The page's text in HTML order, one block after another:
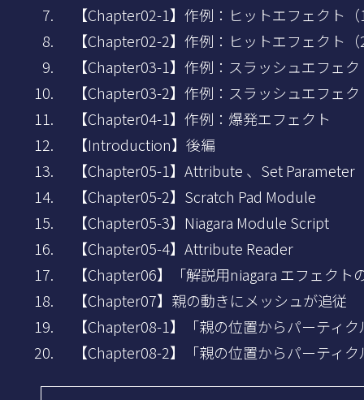
【Chapter02-1】作例：ヒットエフェクト
【Chapter02-2】作例：ヒットエフェクト
【Chapter03-1】作例：スラッシュエフェ
【Chapter03-2】作例：スラッシュエフェ
【Chapter04-1】作例：爆発エフェクト
【Introduction】後編
【Chapter05-1】Attribute 、Set Parameter
【Chapter05-2】Scratch Pad Module
【Chapter05-3】Niagara Module Script
【Chapter05-4】Attribute Reader
【Chapter06】「解説用niagara エフェクト
【Chapter07】親の動きにメッシュが追従
【Chapter08-1】「親の位置からパーティ
【Chapter08-2】「親の位置からパーティ